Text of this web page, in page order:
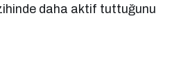
daha aktif tuttuğunu